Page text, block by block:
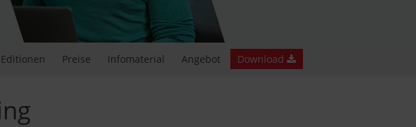
Editionen Preise Infomaterial Angebot Download